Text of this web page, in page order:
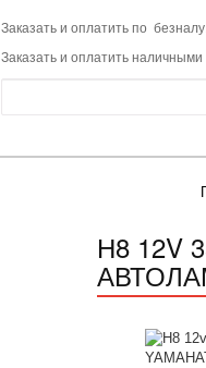
Заказать и оплатить по
Заказать и оплатить наличными
Н8 12V